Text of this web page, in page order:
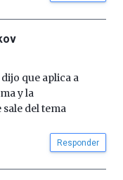
que aplica a
y la
del tema
Responder